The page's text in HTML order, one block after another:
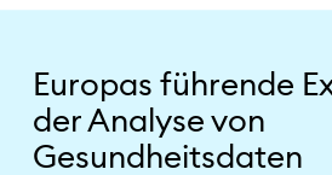
Europas führende
der Analyse von
Gesundheitsdaten